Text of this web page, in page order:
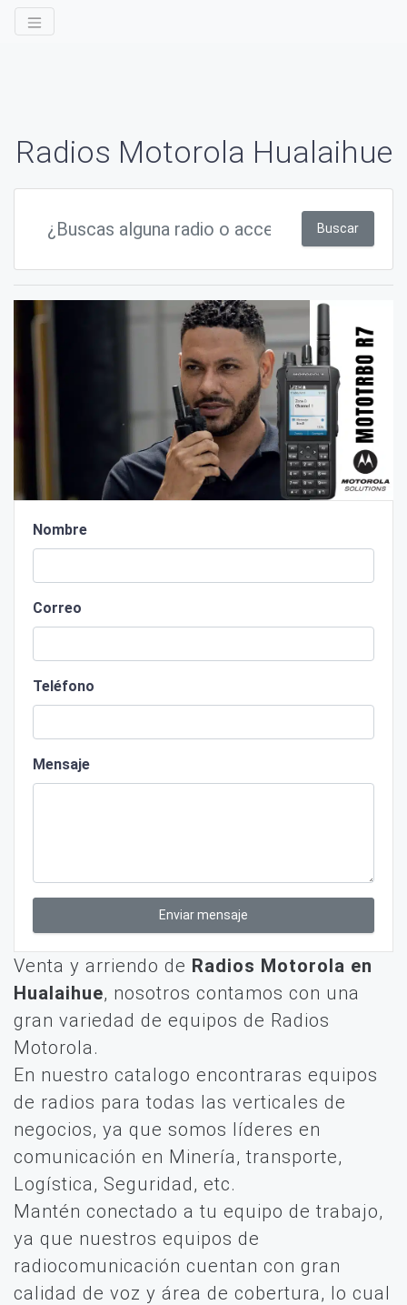
Radios Motorola Hualaihue
Buscar
Nombre
Correo
Teléfono
Mensaje
Enviar mensaje
Venta y arriendo de Radios Motorola en
Hualaihue, nosotros contamos con una
gran variedad de equipos de Radios
Motorola.
En nuestro catalogo encontraras equipos
de radios para todas las verticales de
negocios, ya que somos líderes en
comunicación en Minería, transporte,
Logística, Seguridad, etc.
Mantén conectado a tu equipo de trabajo,
ya que nuestros equipos de
radiocomunicación cuentan con gran
calidad de voz y área de cobertura, lo cual